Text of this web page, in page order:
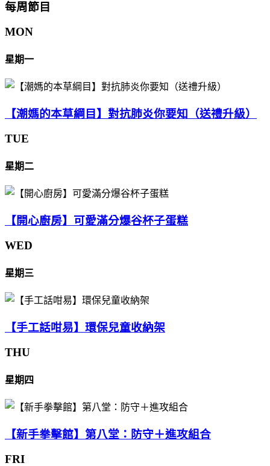
每周節目
MON
星期一
【潮媽的本草綱目】對抗肺炎你要知（送禮升級）
TUE
星期二
【開心廚房】可愛滿分爆谷杯子蛋糕
WED
星期三
【手工話咁易】環保兒童收納架
THU
星期四
【新手拳擊館】第八堂：防守＋進攻組合
FRI